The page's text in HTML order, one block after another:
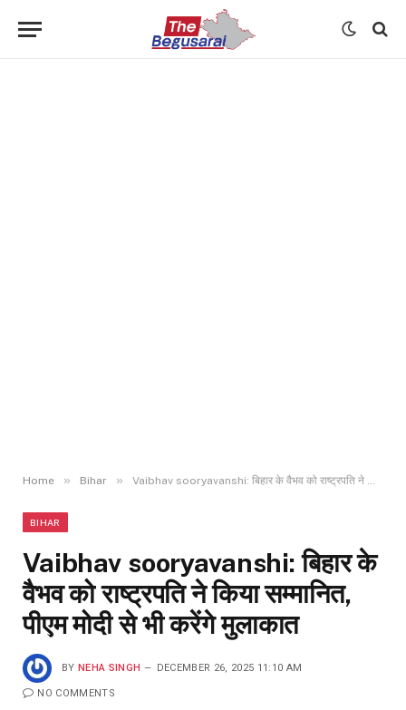
Home » Bihar » Vaibhav sooryavanshi: बिहार के वैभव को राष्ट्रपति ने किया सम्मानित, पीएम मोदी से भी करेंगे मुलाकात
BIHAR
Vaibhav sooryavanshi: बिहार के
वैभव को राष्ट्रपति ने किया सम्मानित,
पीएम मोदी से भी करेंगे मुलाकात
BY NEHA SINGH DECEMBER 26, 2025 11:10 AM
NO COMMENTS